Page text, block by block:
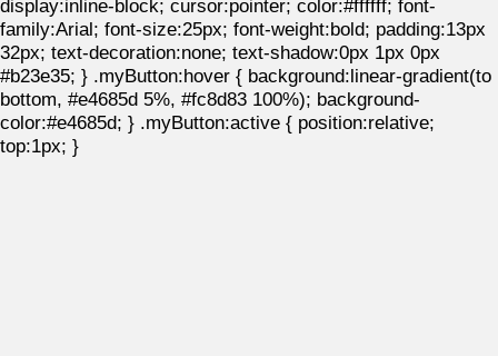
display:inline-block; cursor:pointer; color:#ffffff; font-
family:Arial; font-size:25px; font-weight:bold; padding:13px
32px; text-decoration:none; text-shadow:0px 1px 0px
#b23e35; } .myButton:hover { background:linear-gradient(to
bottom, #e4685d 5%, #fc8d83 100%); background-
color:#e4685d; } .myButton:active { position:relative;
top:1px; }